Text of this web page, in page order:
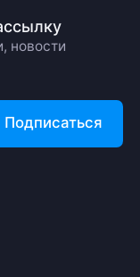
новости
Подписаться